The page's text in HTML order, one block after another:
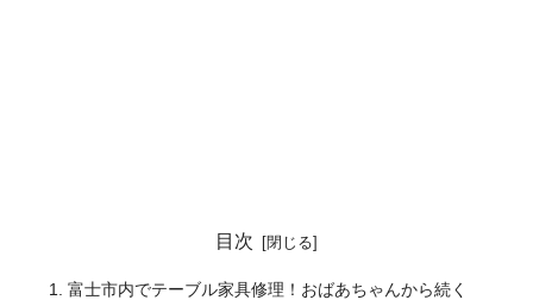
目次
富士市内でテーブル家具修理！おばあちゃんから続く